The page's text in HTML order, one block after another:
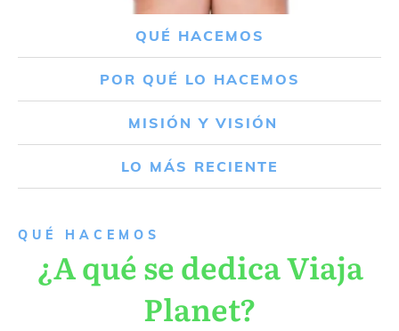
QUÉ HACEMOS
POR QUÉ LO HACEMOS
MISIÓN Y VISIÓN
LO MÁS RECIENTE
QUÉ HACEMOS
¿A qué se dedica Viaja
Planet?